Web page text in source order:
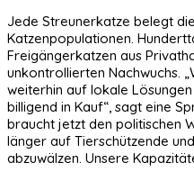
Jede Streunerkatze belegt
Katzenpopulationen.
Freigängerkatzen aus
unkontrollierten Nachwuchs.
weiterhin auf lokale
billigend in Kauf“, sagt eine
braucht jetzt den politischen
länger auf Tierschützende
abzuwälzen. Unsere